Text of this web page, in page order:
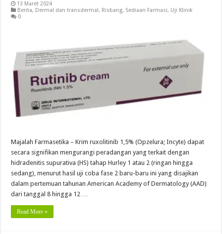
13 Maret 2024
Berita, Dermal dan transdermal, Risbang, Sediaan Farmasi, Uji Klinik
0
Majalah Farmasetika – Krim ruxolitinib 1,5% (Opzelura; Incyte) dapat
secara signifikan mengurangi peradangan yang terkait dengan
hidradenitis supurativa (HS) tahap Hurley 1 atau 2 (ringan hingga
sedang), menurut hasil uji coba fase 2 baru-baru ini yang disajikan
dalam pertemuan tahunan American Academy of Dermatology (AAD)
dari tanggal 8 hingga 12 …
Read More »